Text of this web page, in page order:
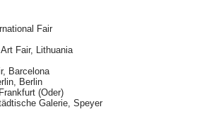
Fair
Fair, Lithuania
Barcelona
Berlin
(Oder)
Galerie, Speyer